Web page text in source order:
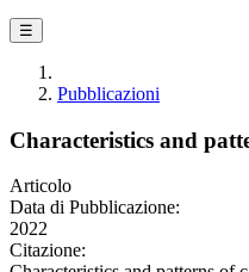
☰
Pubblicazioni
Characteristics and
Articolo
Data di Pubblicazione:
2022
Citazione: